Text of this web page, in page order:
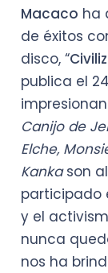
Macaco ha
de éxitos
disco, “
publica el
Canijo de
Elche,
Kankason
participado
y el
nunca
nos ha